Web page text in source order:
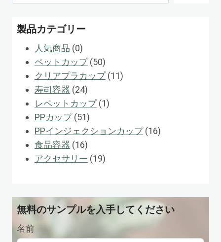
製品カテゴリー
人気商品 00
製
品
ペットカップ 5050
製
クリアプラカップ 1111
寿司容器 2424
製
品
レペットカップ 11
品
PPカップ 5151
製
品
PPインジェクションカップ 1616
食品容器 1616
製
アクセサリー 1919
無料のサンプルを入手してください
名前